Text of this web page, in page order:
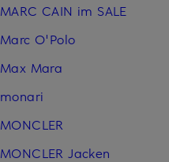
MARC CAIN im SALE
Marc O'Polo
Max Mara
monari
MONCLER
MONCLER Jacken